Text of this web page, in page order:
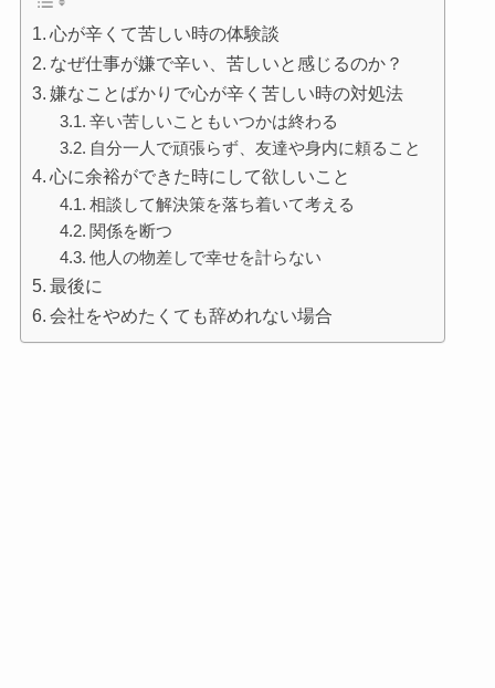
心が辛くて苦しい時の体験談
なぜ仕事が嫌で辛い、苦しいと感じるのか？
嫌なことばかりで心が辛く苦しい時の対処法
辛い苦しいこともいつかは終わる
自分一人で頑張らず、友達や身内に頼ること
心に余裕ができた時にして欲しいこと
相談して解決策を落ち着いて考える
関係を断つ
他人の物差しで幸せを計らない
最後に
会社をやめたくても辞めれない場合